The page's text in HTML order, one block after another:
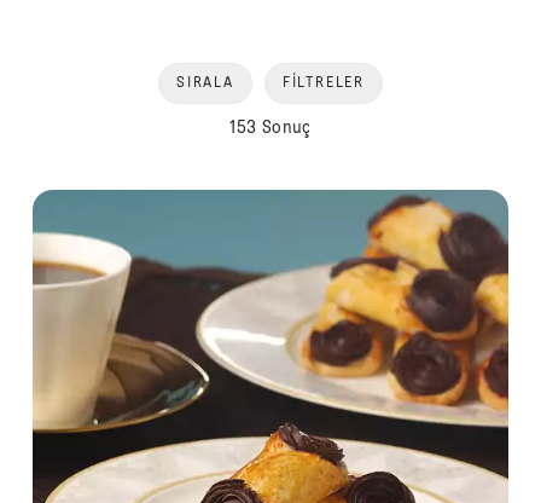
153 Sonuç
SIRALA FILTRELER